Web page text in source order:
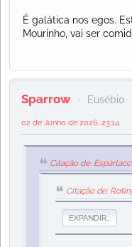
É galática nos egos.
Mourinho, vai ser
Sparrow Eusébio
02 de Junho de 2026, 23:14
Citação de:
Citação de:
EXPANDIR...